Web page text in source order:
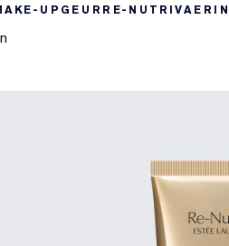
UP GEUR RE-NUTRIV